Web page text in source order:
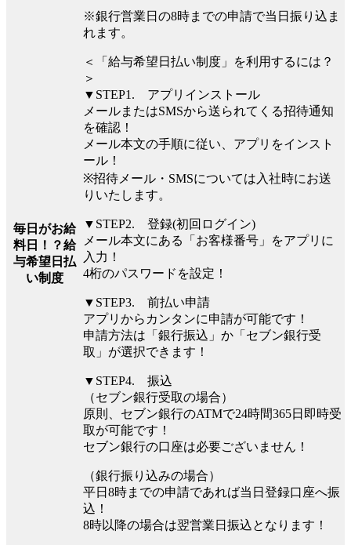
毎日がお給
料日！？給
与希望日払
い制度
※銀行営業日の8時までの申請で当日振り込ま
れます。
＜「給与希望日払い制度」を利用するには？
＞
▼STEP1. アプリインストール
メールまたはSMSから送られてくる招待通知
を確認！
メール本文の手順に従い、アプリをインスト
ール！
※招待メール・SMSについては入社時にお送
りいたします。
▼STEP2. 登録(初回ログイン)
メール本文にある「お客様番号」をアプリに
入力！
4桁のパスワードを設定！
▼STEP3. 前払い申請
アプリからカンタンに申請が可能です！
申請方法は「銀行振込」か「セブン銀行受
取」が選択できます！
▼STEP4. 振込
（セブン銀行受取の場合）
原則、セブン銀行のATMで24時間365日即時受
取が可能です！
セブン銀行の口座は必要ございません！
（銀行振り込みの場合）
平⽇8時までの申請であれば当⽇登録口座へ振
込！
8時以降の場合は翌営業⽇振込となります！